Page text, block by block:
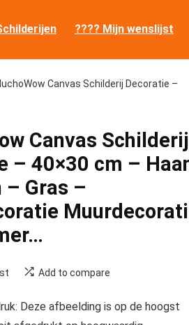
???? Mijn wenslijst
Canvas Schilderij Decoratie –
Canvas Schilderij
– 40×30 cm –
– Gras –
Add to compare
Deze afbeelding is op de hoogst